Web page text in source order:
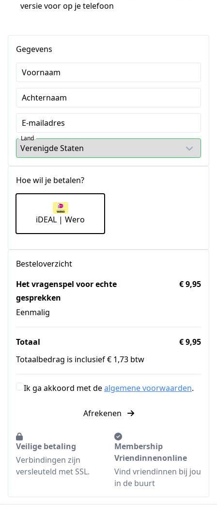
versie voor op je telefoon
Gegevens
Voornaam
Achternaam
E-mailadres
Land
Hoe wil je betalen?
iDEAL | Wero
Besteloverzicht
Het vragen­spel voor echte
gesprekken
Eenmalig
€ 9,95
Totaal
€ 9,95
Totaalbedrag is inclusief € 1,73 btw
Ik ga akkoord met dealgemene voorwaarden.
Afrekenen
Veilige betaling
Verbindingen zijn
versleuteld met SSL.
Membership
Vriendinnenonline
Vind vriendinnen bij jou
in de buurt